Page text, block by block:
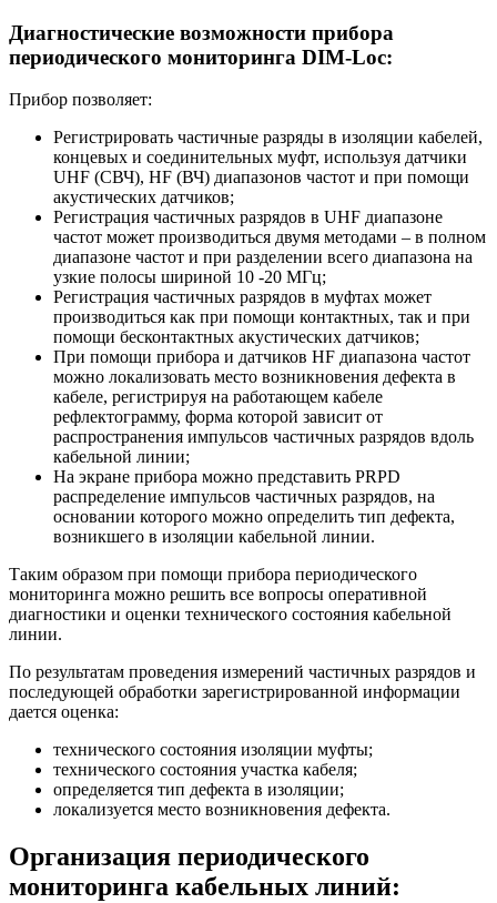
Диагностические возможности прибора
периодического мониторинга DIM-Loc:
Прибор позволяет:
Регистрировать частичные разряды в изоляции кабелей,
концевых и соединительных муфт, используя датчики
UHF (СВЧ), HF (ВЧ) диапазонов частот и при помощи
акустических датчиков;
Регистрация частичных разрядов в UHF диапазоне
частот может производиться двумя методами – в полном
диапазоне частот и при разделении всего диапазона на
узкие полосы шириной 10 -20 МГц;
Регистрация частичных разрядов в муфтах может
производиться как при помощи контактных, так и при
помощи бесконтактных акустических датчиков;
При помощи прибора и датчиков HF диапазона частот
можно локализовать место возникновения дефекта в
кабеле, регистрируя на работающем кабеле
рефлектограмму, форма которой зависит от
распространения импульсов частичных разрядов вдоль
кабельной линии;
На экране прибора можно представить PRPD
распределение импульсов частичных разрядов, на
основании которого можно определить тип дефекта,
возникшего в изоляции кабельной линии.
Таким образом при помощи прибора периодического
мониторинга можно решить все вопросы оперативной
диагностики и оценки технического состояния кабельной
линии.
По результатам проведения измерений частичных разрядов и
последующей обработки зарегистрированной информации
дается оценка:
технического состояния изоляции муфты;
технического состояния участка кабеля;
определяется тип дефекта в изоляции;
локализуется место возникновения дефекта.
Организация периодического
мониторинга кабельных линий: